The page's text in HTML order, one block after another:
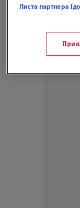
Листа партнера